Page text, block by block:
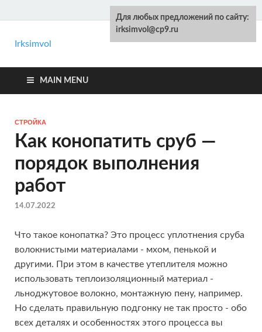
Irksimvol
Kelot.ru
MAIN MENU
СТРОЙКА
Как конопатить сруб —
порядок выполнения
работ
14.07.2022
Что такое конопатка? Это процесс уплотнения сруба
волокнистыми материалами - мхом, пенькой и
другими. При этом в качестве утеплителя можно
использовать теплоизоляционный материал -
льноджутовое волокно, монтажную пену, например.
Но сделать правильную подгонку не так просто - обо
всех деталях и особенностях этого процесса вы
Для любых предложений по сайту:
irksimvol@cp9.ru